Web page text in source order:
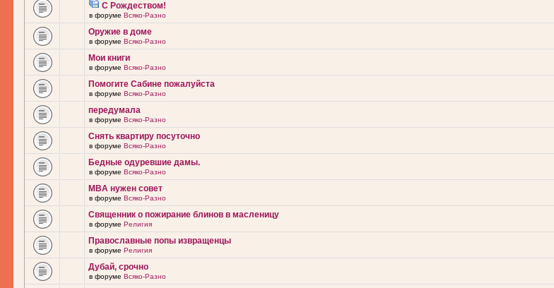
С Рождеством!
в форуме Всяко-Разно
Оружие в доме
в форуме Всяко-Разно
Мои книги
в форуме Всяко-Разно
Помогите Сабине пожалуйста
в форуме Всяко-Разно
передумала
в форуме Всяко-Разно
Снять квартиру посуточно
в форуме Всяко-Разно
Бедные одуревшие дамы.
в форуме Всяко-Разно
MBA нужен совет
в форуме Всяко-Разно
Священник о пожирание блинов в масленицу
в форуме Религия
Православные попы извращенцы
в форуме Религия
Дубай, срочно
в форуме Всяко-Разно